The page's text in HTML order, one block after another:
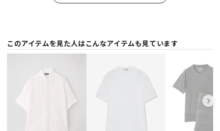
このアイテムを見た人はこんなアイテムも見ています